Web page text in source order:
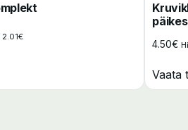
2.01€
4.50€
Vaata